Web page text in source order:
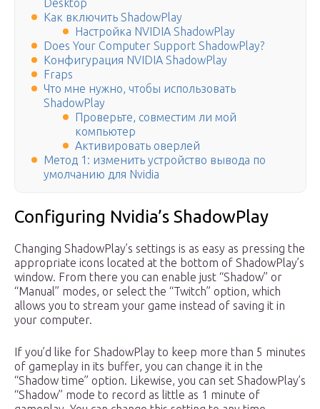
Desktop
Как включить ShadowPlay
Настройка NVIDIA ShadowPlay
Does Your Computer Support ShadowPlay?
Конфигурация NVIDIA ShadowPlay
Fraps
Что мне нужно, чтобы использовать
ShadowPlay
Проверьте, совместим ли мой
компьютер
Активировать оверлей
Метод 1: изменить устройство вывода по
умолчанию для Nvidia
Configuring Nvidia’s ShadowPlay
Changing ShadowPlay’s settings is as easy as pressing the
appropriate icons located at the bottom of ShadowPlay’s
window. From there you can enable just “Shadow” or
“Manual” modes, or select the “Twitch” option, which
allows you to stream your game instead of saving it in
your computer.
If you’d like for ShadowPlay to keep more than 5 minutes
of gameplay in its buffer, you can change it in the
“Shadow time” option. Likewise, you can set ShadowPlay’s
“Shadow” mode to record as little as 1 minute of